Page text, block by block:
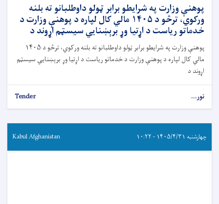
پوهنې وزارت په شرایطو برابر ټولو داوطلبانو ته بلنه
ورکوي، ترڅو د ۱۴۰۵ مالي کال لپاره د پوهنې وزارت د
خدماتو ریاست د اړتیا وړ برېښنايي سیسټم اړوند د
پوهنې وزارت په شرایطو برابر ټولو داوطلبانو ته بلنه ورکوي، ترڅو د ۱۴۰۵
مالي کال لپاره د پوهنې وزارت د خدماتو ریاست د اړتیا وړ برېښنايي سیسټم
اړوند د
نور... Tender
چهارشنبه ۱۴۰۵/۴/۳۱ - ۱۰:۲۲ Kabul Afghanistan